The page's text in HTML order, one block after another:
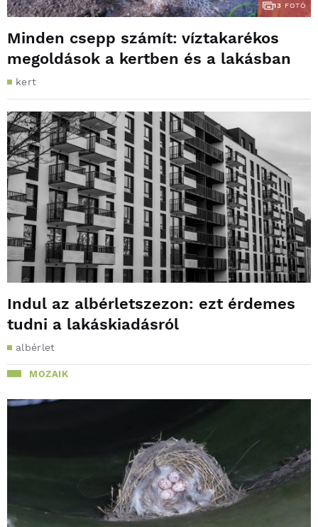
13 FOTÓ
Minden csepp számít: víztakarékos
megoldások a kertben és a lakásban
kert
Indul az albérletszezon: ezt érdemes
tudni a lakáskiadásról
albérlet
MOZAIK